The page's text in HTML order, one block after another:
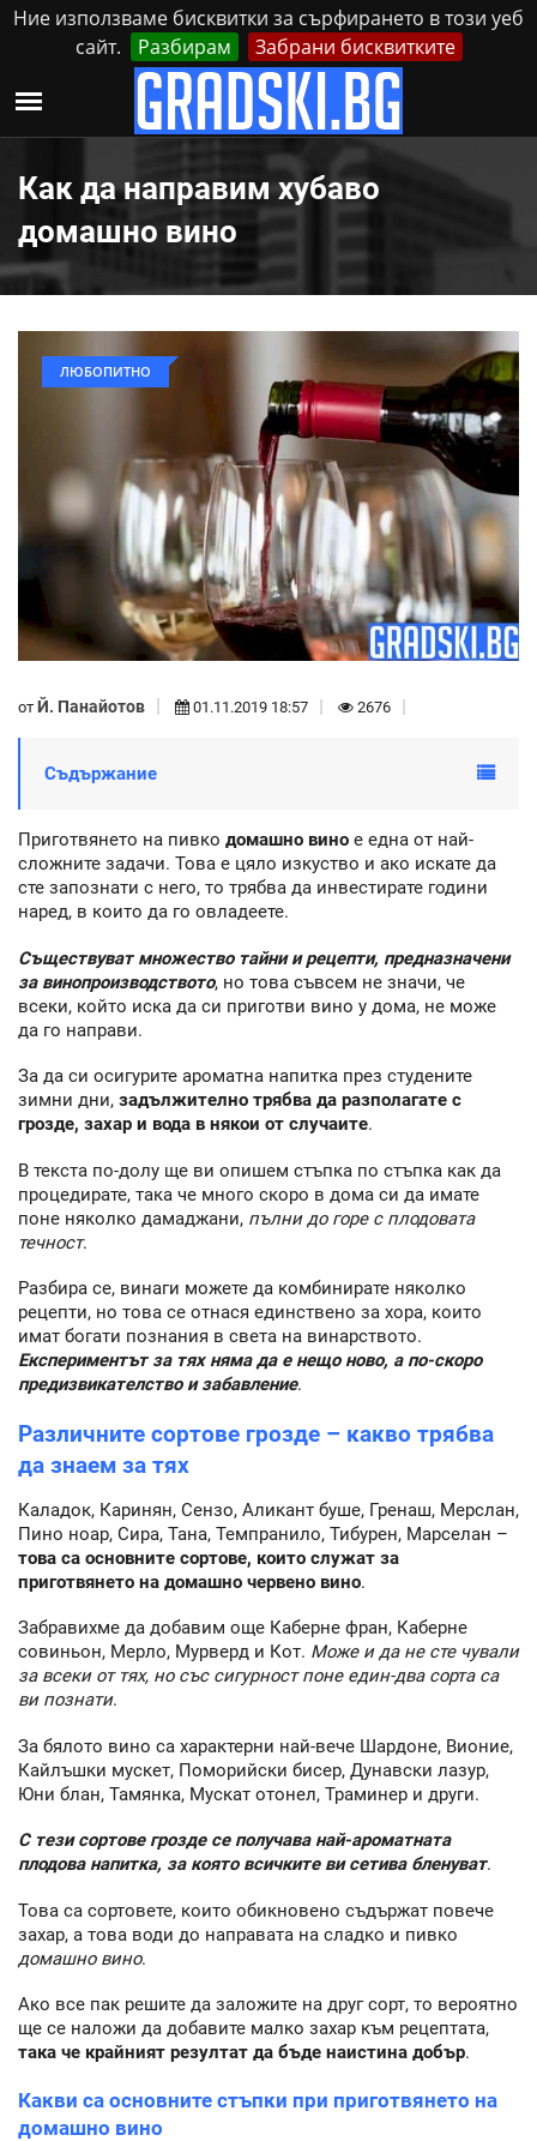
Ние използваме бисквитки за сърфирането в този уеб
сайт.
Разбирам Забрани бисквитките
Неделя, 9 Август, 2026 Реклама Контакти
Как да направим хубаво
домашно вино
ЛЮБОПИТНО
от Й. Панайотов 01.11.2019 18:57 2676
Съдържание
Приготвянето на пивко домашно вино е една от най-
сложните задачи. Това е цяло изкуство и ако искате да
сте запознати с него, то трябва да инвестирате години
наред, в които да го овладеете.
Съществуват множество тайни и рецепти, предназначени
за винопроизводството, но това съвсем не значи, че
всеки, който иска да си приготви вино у дома, не може
да го направи.
За да си осигурите ароматна напитка през студените
зимни дни, задължително трябва да разполагате с
грозде, захар и вода в някои от случаите.
В текста по-долу ще ви опишем стъпка по стъпка как да
процедирате, така че много скоро в дома си да имате
поне няколко дамаджани, пълни до горе с плодовата
течност.
Разбира се, винаги можете да комбинирате няколко
рецепти, но това се отнася единствено за хора, които
имат богати познания в света на винарството.
Експериментът за тях няма да е нещо ново, а по-скоро
предизвикателство и забавление.
Различните сортове грозде – какво трябва
да знаем за тях
Каладок, Каринян, Сензо, Аликант буше, Гренаш, Мерслан,
Пино ноар, Сира, Тана, Темпранило, Тибурен, Марселан –
това са основните сортове, които служат за
приготвянето на домашно червено вино.
Забравихме да добавим още Каберне фран, Каберне
совиньон, Мерло, Мурверд и Кот. Може и да не сте чували
за всеки от тях, но със сигурност поне един-два сорта са
ви познати.
За бялото вино са характерни най-вече Шардоне, Вионие,
Кайлъшки мускет, Поморийски бисер, Дунавски лазур,
Юни блан, Тамянка, Мускат отонел, Траминер и други.
С тези сортове грозде се получава най-ароматната
плодова напитка, за която всичките ви сетива бленуват.
Това са сортовете, които обикновено съдържат повече
захар, а това води до направата на сладко и пивко
домашно вино.
Ако все пак решите да заложите на друг сорт, то вероятно
ще се наложи да добавите малко захар към рецептата,
така че крайният резултат да бъде наистина добър.
Какви са основните стъпки при приготвянето на
домашно вино